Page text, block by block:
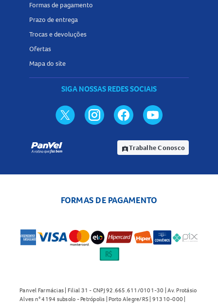
Formas de pagamento
Prazo de entrega
Trocas e devoluções
Ofertas
Mapa do site
SIGA NOSSAS REDES SOCIAIS
assignment_indTrabalhe Conosco
FORMAS DE PAGAMENTO
Panvel Farmácias | Filial 31 - CNPJ 92.665.611/0101-30 | Av. Protásio
Alves n° 4194 subsolo - Petrópolis | Porto Alegre/RS | 91310-000 |